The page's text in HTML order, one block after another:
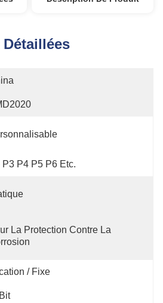
P3 P4 P5 P6 Etc.
La Protection Contre La
/ Fixe